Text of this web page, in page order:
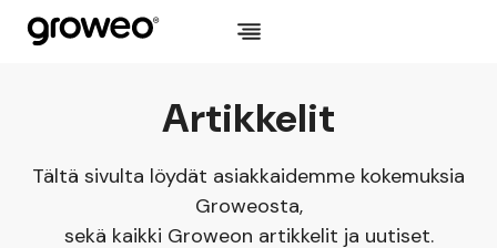
Siirry
sisältöön
Artikkelit
Tältä sivulta löydät asiakkaidemme kokemuksia
Groweosta,
sekä kaikki Groweon artikkelit ja uutiset.